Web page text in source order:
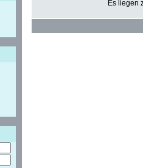
Es liegen